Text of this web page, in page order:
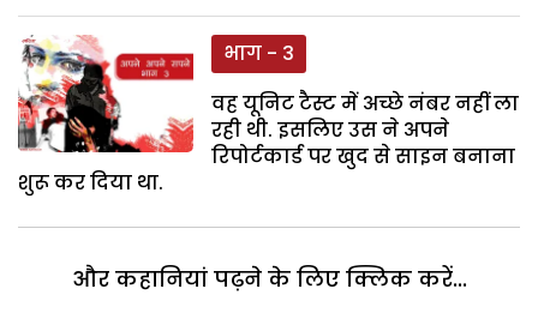
भाग - 3
वह यूनिट टैस्ट में अच्छे नंबर नहीं ला
रही थी. इसलिए उस ने अपने
रिपोर्टकार्ड पर खुद से साइन बनाना
शुरू कर दिया था.
और कहानियां पढ़ने के लिए क्लिक करें...